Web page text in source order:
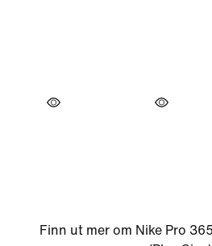
Finn ut mer om Nike Pro